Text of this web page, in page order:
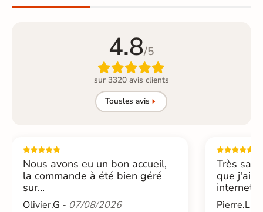
4.8/5

sur 3320 avis clients
Tousles avis
Nous avons eu un bon accueil,
la commande à été bien géré
sur...
Olivier.G - 07/08/2026
Très
que j'ai
internet....
Pierre.L -